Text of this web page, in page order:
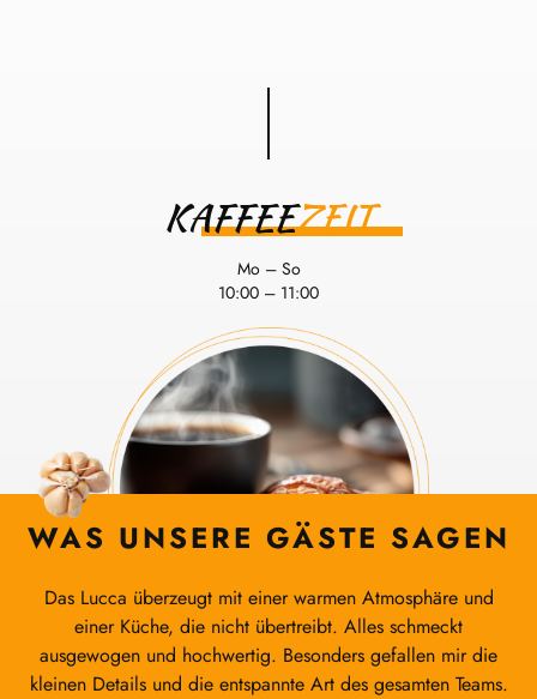
KAFFEEZEIT
Mo – So
10:00 – 11:00
WAS UNSERE GÄSTE SAGEN
und
mir die
Teams.
Als Safenwiler schätze ich besonders die
im Lucca. Ob Mittagessen oder Abendbesuch
ist immer frisch, der Service aufmerksam und
Ein Ort, an dem man sich einfach